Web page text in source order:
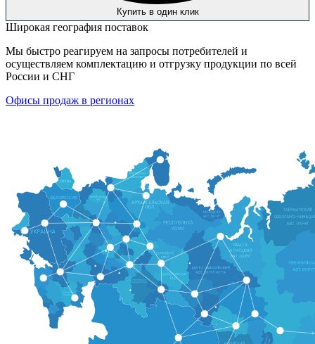
Купить в один клик
Широкая география поставок
Мы быстро реагируем на запросы потребителей и
осуществляем комплектацию и отгрузку продукции по всей
России и СНГ
Офисы продаж в регионах